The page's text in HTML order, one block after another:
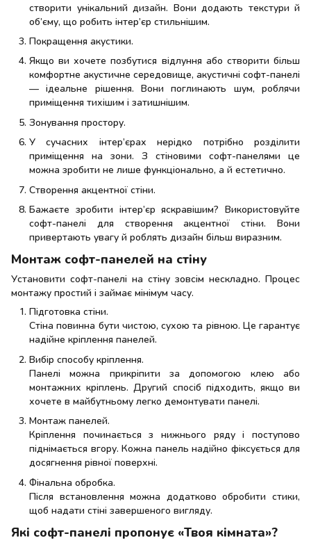
створити унікальний дизайн. Вони додають текстури й
об’єму, що робить інтер’єр стильнішим.
Покращення акустики.
Якщо ви хочете позбутися відлуння або створити більш
комфортне акустичне середовище, акустичні софт-панелі
— ідеальне рішення. Вони поглинають шум, роблячи
приміщення тихішим і затишнішим.
Зонування простору.
У сучасних інтер’єрах нерідко потрібно розділити
приміщення на зони. З стіновими софт-панелями це
можна зробити не лише функціонально, а й естетично.
Створення акцентної стіни.
Бажаєте зробити інтер’єр яскравішим? Використовуйте
софт-панелі для створення акцентної стіни. Вони
привертають увагу й роблять дизайн більш виразним.
Монтаж софт-панелей на стіну
Установити софт-панелі на стіну зовсім нескладно. Процес
монтажу простий і займає мінімум часу.
Підготовка стіни.
Стіна повинна бути чистою, сухою та рівною. Це гарантує
надійне кріплення панелей.
Вибір способу кріплення.
Панелі можна прикріпити за допомогою клею або
монтажних кріплень. Другий спосіб підходить, якщо ви
хочете в майбутньому легко демонтувати панелі.
Монтаж панелей.
Кріплення починається з нижнього ряду і поступово
піднімається вгору. Кожна панель надійно фіксується для
досягнення рівної поверхні.
Фінальна обробка.
Після встановлення можна додатково обробити стики,
щоб надати стіні завершеного вигляду.
Які софт-панелі пропонує «Твоя кімната»?